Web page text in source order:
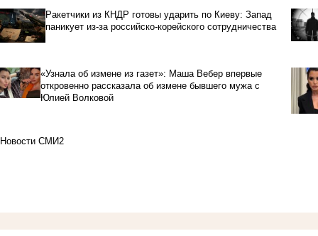
Ракетчики из КНДР готовы ударить по Киеву: Запад
паникует из-за российско-корейского сотрудничества
«Узнала об измене из газет»: Маша Вебер впервые
откровенно рассказала об измене бывшего мужа с
Юлией Волковой
Новости СМИ2